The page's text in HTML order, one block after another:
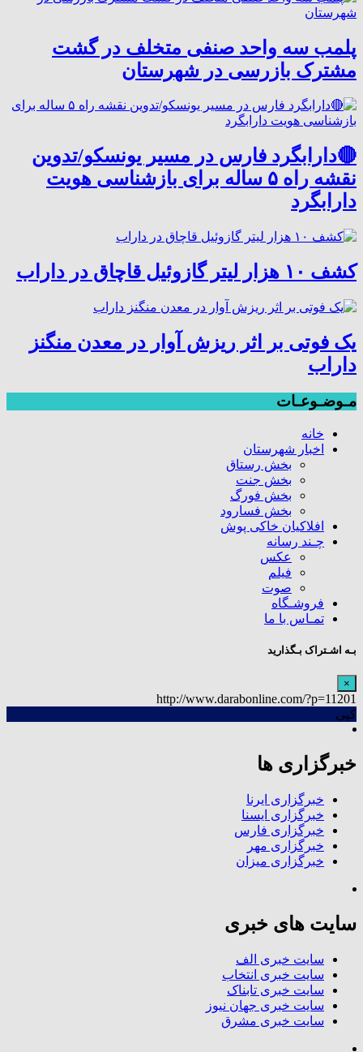
پلمب سه واحد صنفی متخلف در گشت
مشترک بازرسی در شهرستان
🔴دارابگرد فارس در مسیر یونسکو/تدوین
نقشه راه ۵ ساله برای بازشناسی هویت
دارابگرد
کشف ۱۰ هزار لیتر گازوئیل قاچاق در داراب
یک فوتی بر اثر ریزش آوار در معدن منگنز
داراب
مـوضـوعـات
خانه
اخبار شهرستان
بخش رستاق
بخش جنت
بخش فورگ
بخش فسارود
افلاکیان خاکی پوش
چـند رسانه
عکس
فیلم
صوت
فروشـگاه
تمـاس با ما
بـه اشـتراک بـگذارید
×
http://www.darabonline.com/?p=11201
کپی
خبرگزاری ها
خبرگزاری ایرنا
خبرگزاری ایسنا
خبرگزاری فارس
خبرگزاری مهر
خبرگزاری میزان
سایت های خبری
سایت خبری الف
سایت خبری انتخاب
سایت خبری تابناک
سایت خبری جهان نیوز
سایت خبری مشرق